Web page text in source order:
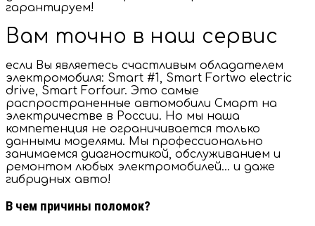
гарантируем!
Вам точно в наш сервис
если Вы являетесь счастливым обладателем
электромобиля: Smart #1, Smart Fortwo electric
drive, Smart Forfour. Это самые
распространенные автомобили Смарт на
электричестве в России. Но мы наша
компетенция не ограничивается только
данными моделями. Мы профессионально
занимаемся диагностикой, обслуживанием и
ремонтом любых электромобилей… и даже
гибридных авто!
В чем причины поломок?